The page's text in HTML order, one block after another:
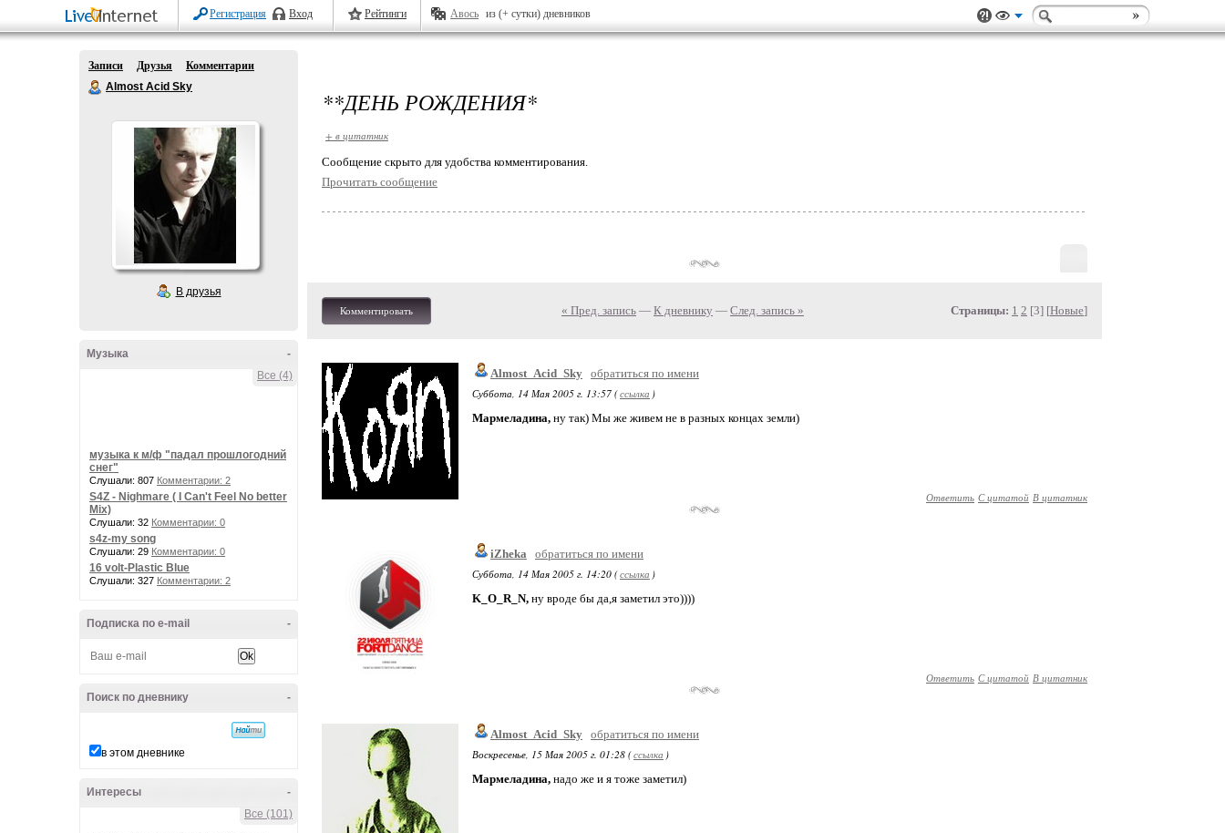
Регистрация Вход Рейтинги Авось из (+ сутки) дневников
Записи Друзья
Комментарии
Almost Acid Sky
В друзья
-
Музыка
Все (4)
музыка к м/ф "падал прошлогодний
снег"
Слушали: 807 Комментарии: 2
S4Z - Nighmare ( I Can't Feel No better
Mix)
Слушали: 32 Комментарии: 0
s4z-my song
Слушали: 29 Комментарии: 0
16 volt-Plastic Blue
Слушали: 327 Комментарии: 2
-
Подписка по e-mail
-
Поиск по дневнику
в этом дневнике
-
Интересы
Все (101)
**ДЕНЬ РОЖДЕНИЯ*
+ в цитатник
Cообщение скрыто для удобства комментирования.
Прочитать сообщение
Комментировать « Пред. запись — К дневнику — След. запись » Страницы: 1 2 [3] [Новые]
Almost_Acid_Sky обратиться по имени
Суббота, 14 Мая 2005 г. 13:57 (ссылка )
Мармеладина, ну так) Мы же живем не в разных концах земли)
Ответить С цитатой В цитатник
iZheka
обратиться по имени
Суббота, 14 Мая 2005 г. 14:20 (ссылка )
K_O_R_N, ну вроде бы да,я заметил это))))
Ответить С цитатой В цитатник
Almost_Acid_Sky обратиться по имени
Воскресенье, 15 Мая 2005 г. 01:28 (ссылка )
Мармеладина, надо же и я тоже заметил)